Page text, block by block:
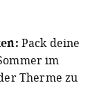
Pack deine
im
Therme zu